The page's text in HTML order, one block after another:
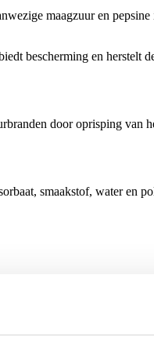
maagzuur en
bescherming en herstelt
door oprisping van
smaakstof, water en